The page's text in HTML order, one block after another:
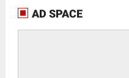
AD SPACE